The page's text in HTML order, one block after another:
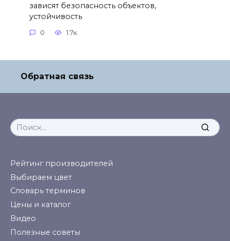
зависят безопасность объектов,
устойчивость
0 1.7к.
Обратная связь
Search
for:
Рейтинг производителей
Выбираем цвет
Словарь терминов
Цены и каталог
Видео
Полезные советы